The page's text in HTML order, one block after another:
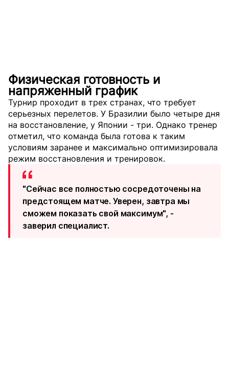
Физическая готовность и
напряженный график
Турнир проходит в трех странах, что требует
серьезных перелетов. У Бразилии было четыре дня
на восстановление, у Японии - три. Однако тренер
отметил, что команда была готова к таким
условиям заранее и максимально оптимизировала
режим восстановления и тренировок.
"Сейчас все полностью сосредоточены на
предстоящем матче. Уверен, завтра мы
сможем показать свой максимум", -
заверил специалист.